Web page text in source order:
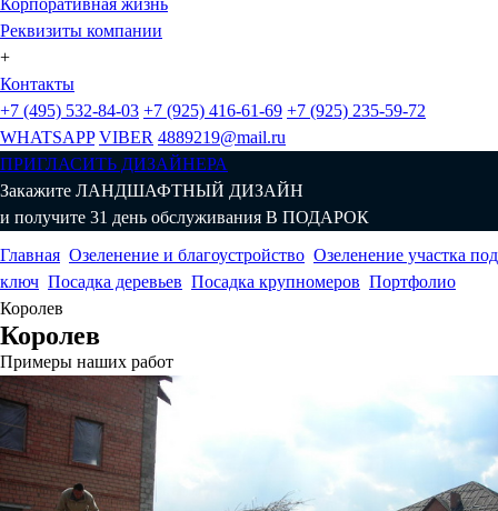
Корпоративная жизнь
Реквизиты компании
+
Контакты
+7 (495) 532-84-03 +7 (925) 416-61-69 +7 (925) 235-59-72
WHATSAPP VIBER 4889219@mail.ru
ПРИГЛАСИТЬ ДИЗАЙНЕРА
Закажите ЛАНДШАФТНЫЙ ДИЗАЙН
и получите 31 день обслуживания В ПОДАРОК
Главная Озеленение и благоустройство Озеленение участка под
ключ Посадка деревьев Посадка крупномеров Портфолио
Королев
Королев
Примеры наших работ